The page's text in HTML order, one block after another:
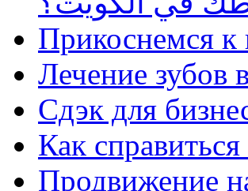
Прикоснемся к
Лечение зубов
Сдэк для
Как
Продвижение